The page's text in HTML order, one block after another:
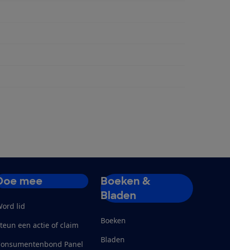
mee
lid
een actie of claim
Panel
Boeken &
Bladen
Boeken
Bladen